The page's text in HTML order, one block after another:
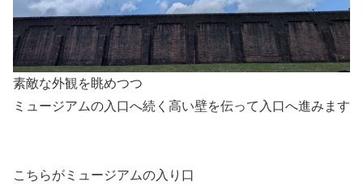
素敵な外観を眺めつつ
ミュージアムの入口へ続く高い壁を伝って入口へ進みます
こちらがミュージアムの入り口